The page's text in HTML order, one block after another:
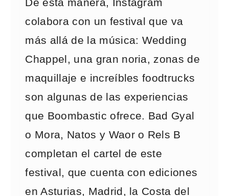
De esta manera, Instagram
colabora con un festival que va
más allá de la música: Wedding
Chappel, una gran noria, zonas de
maquillaje e increíbles foodtrucks
son algunas de las experiencias
que Boombastic ofrece. Bad Gyal
o Mora, Natos y Waor o Rels B
completan el cartel de este
festival, que cuenta con ediciones
en Asturias, Madrid, la Costa del